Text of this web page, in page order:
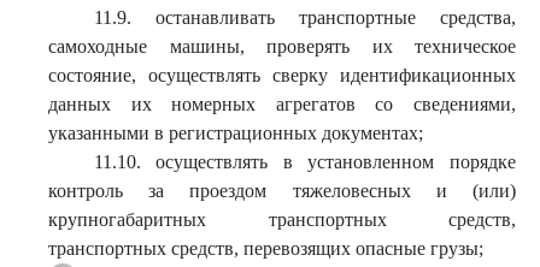
11.9. останавливать транспортные средства,
самоходные машины, проверять их техническое
состояние, осуществлять сверку идентификационных
данных их номерных агрегатов со сведениями,
указанными в регистрационных документах;
11.10. осуществлять в установленном порядке
контроль за проездом тяжеловесных и (или)
крупногабаритных транспортных средств,
транспортных средств, перевозящих опасные грузы;